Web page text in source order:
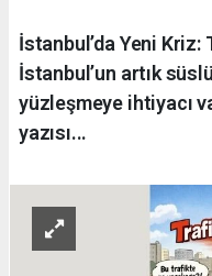
İstanbul’da Yeni
İstanbul’un artık
yüzleşmeye ihtiyacı
yazısı...